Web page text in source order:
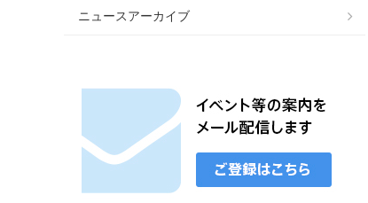
ニュースアーカイブ